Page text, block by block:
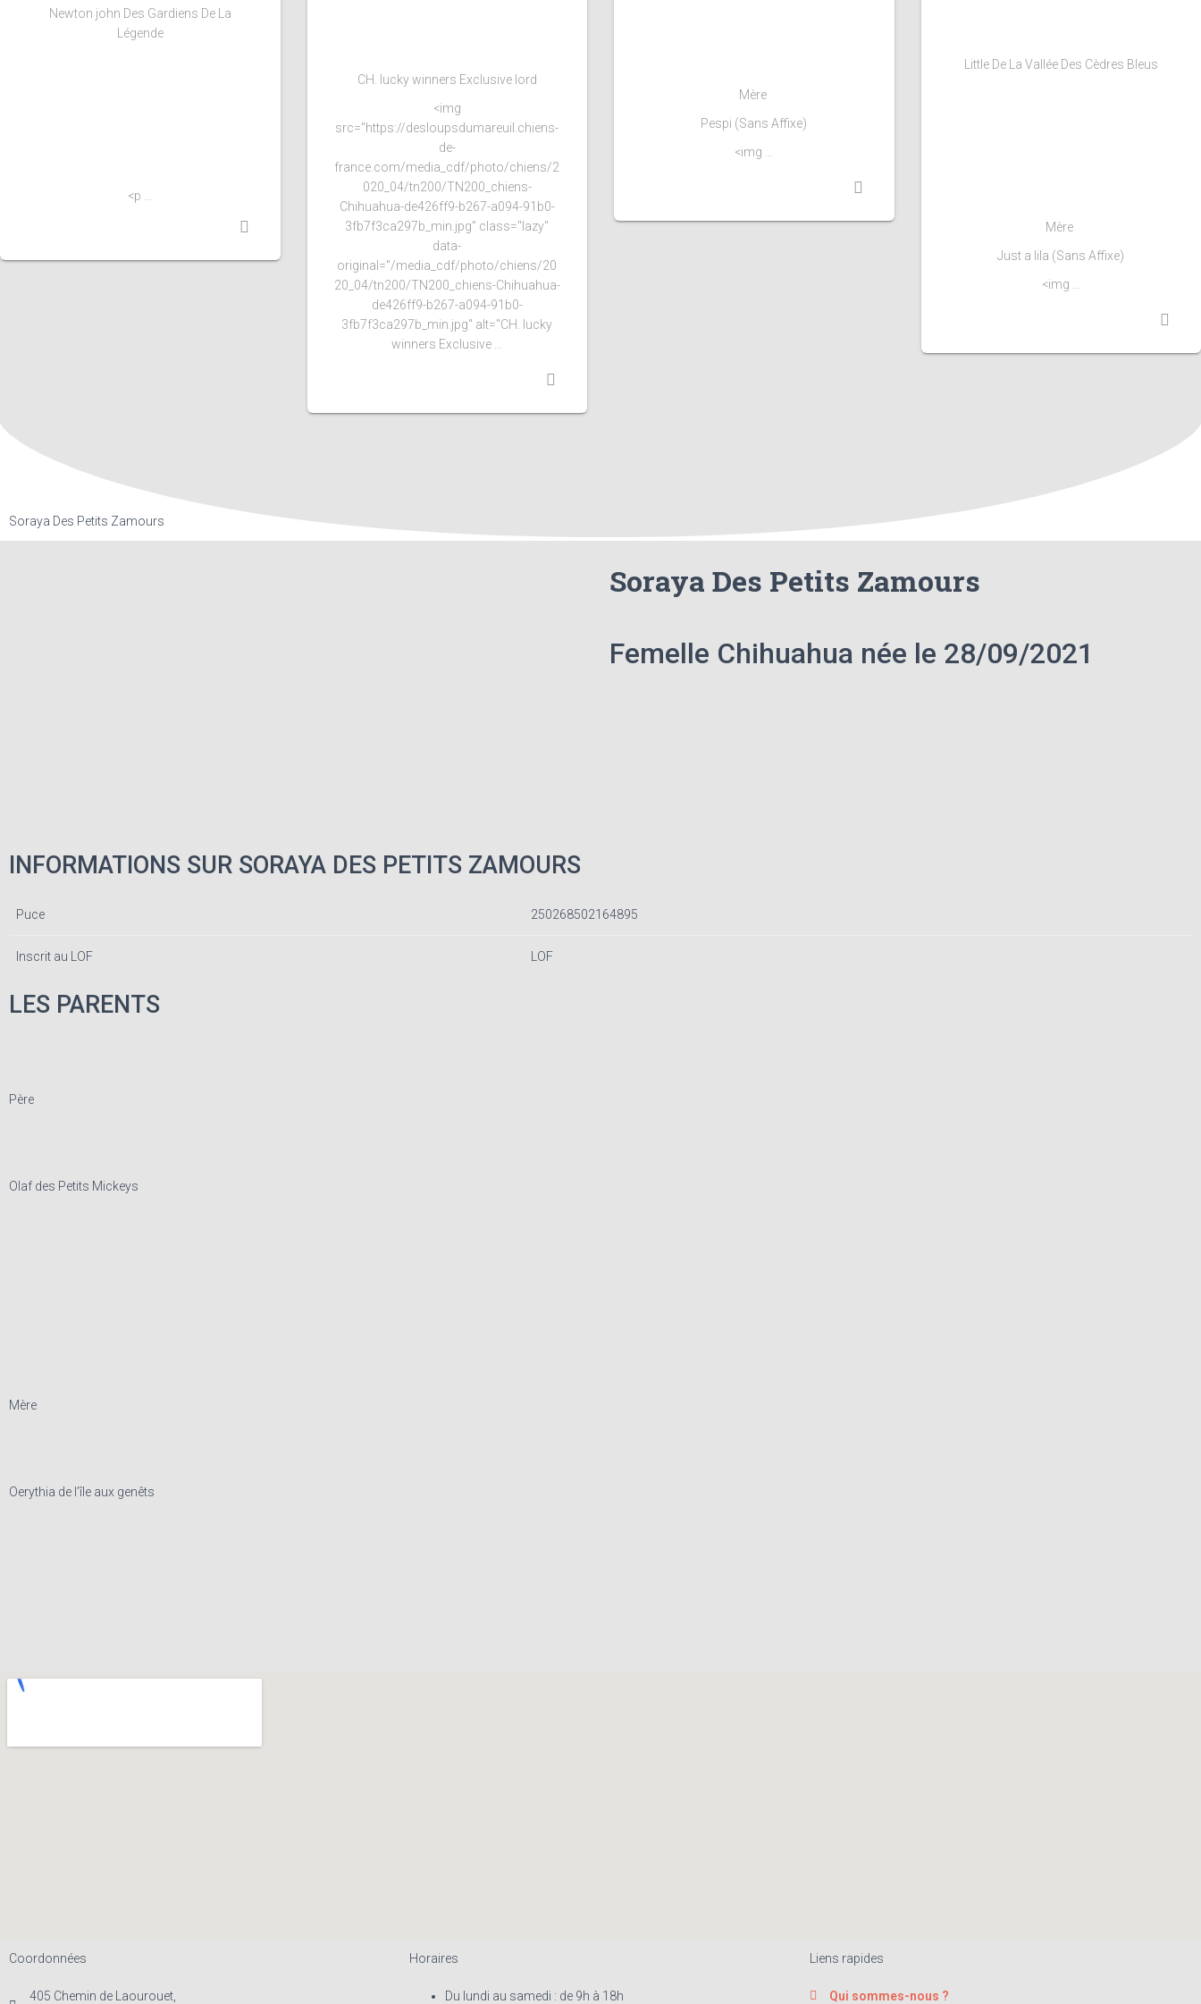
Newton john Des Gardiens De La
Légende
<p ...
CH. lucky winners Exclusive lord
<img
src="https://desloupsdumareuil.chiens-
de-
france.com/media_cdf/photo/chiens/2
020_04/tn200/TN200_chiens-
Chihuahua-de426ff9-b267-a094-91b0-
3fb7f3ca297b_min.jpg" class="lazy"
data-
original="/media_cdf/photo/chiens/20
20_04/tn200/TN200_chiens-Chihuahua-
de426ff9-b267-a094-91b0-
3fb7f3ca297b_min.jpg" alt="CH. lucky
winners Exclusive ...
Mère
Pespi (Sans Affixe)
<img ...
Little De La Vallée Des Cèdres Bleus
Mère
Just a lila (Sans Affixe)
<img ...
Soraya Des Petits Zamours
Soraya Des Petits Zamours
Femelle Chihuahua née le 28/09/2021
INFORMATIONS SUR SORAYA DES PETITS ZAMOURS
Puce 250268502164895
Inscrit au LOF LOF
LES PARENTS
Père
Olaf des Petits Mickeys
Mère
Oerythia de l’île aux genêts
Coordonnées
405 Chemin de Laourouet,
Horaires
Du lundi au samedi : de 9h à 18h
Liens rapides
Qui sommes-nous ?